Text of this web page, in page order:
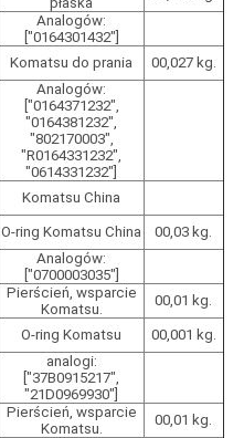
Analogów:
["0164301432"]
Komatsu do prania
00,027 kg.
Analogów:
["0164371232",
"0164381232",
"802170003",
"R0164331232",
"0614331232"]
Komatsu China
O-ring Komatsu China
00,03 kg.
Analogów:
["0700003035"]
Pierścień, wsparcie
Komatsu.
00,01 kg.
O-ring Komatsu
00,001 kg.
analogi:
["37B0915217",
"21D0969930"]
Pierścień, wsparcie
Komatsu.
00,01 kg.